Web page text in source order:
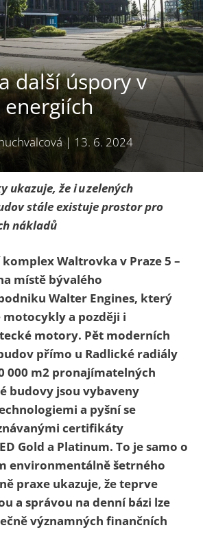
další úspory v
energiích
| 13. 6. 2024
ukazuje, že i u zelených
stále existuje prostor pro
nákladů
Waltrovka v Praze 5 –
místě bývalého
Walter Engines, který
a později i
motory. Pět moderních
přímo u Radlické radiály
000 m2 pronajímatelných
budovy jsou vybaveny
a pyšní se
certifikáty
Gold a Platinum. To je samo o
environmentálně šetrného
praxe ukazuje, že teprve
a správou na denní bázi lze
významných finančních